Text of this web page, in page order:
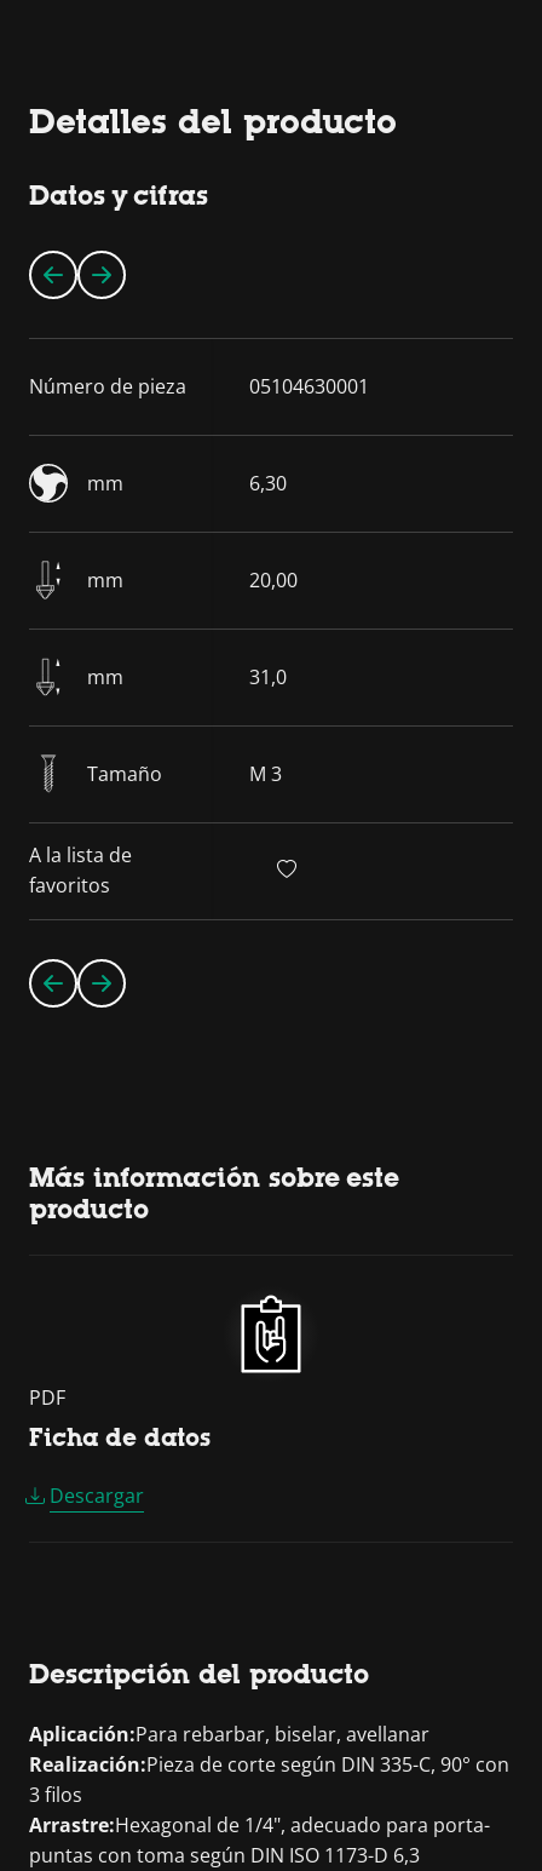
Detalles del producto
Datos y cifras
Número de pieza 05104630001
mm 6,30
mm 20,00
mm 31,0
Tamaño M 3
A la lista de
favoritos
Más información sobre este
producto
PDF
Ficha de datos
Descargar
Descripción del producto
Aplicación:Para rebarbar, biselar, avellanar
Realización:Pieza de corte según DIN 335-C, 90° con
3 filos
Arrastre:Hexagonal de 1/4", adecuado para porta-
puntas con toma según DIN ISO 1173-D 6,3